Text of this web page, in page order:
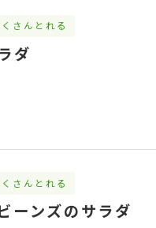
さんとれる
ダ
さんとれる
ーンズのサラダ